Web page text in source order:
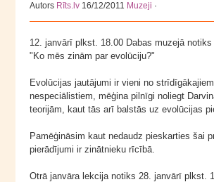
Autors Rīts.lv 16/12/2011 Muzeji ·
12. janvārī plkst. 18.00 Dabas muzejā
"Ko mēs zinām par evolūciju?"
Evolūcijas jautājumi ir vieni no
nespeciālistiem, mēģina pilnīgi noliegt
teorijām, kaut tās arī balstās uz evolūcijas
Pamēģināsim kaut nedaudz pieskarties šai
pierādījumi ir zinātnieku rīcībā.
Otrā janvāra lekcija notiks 28. janvārī plkst.